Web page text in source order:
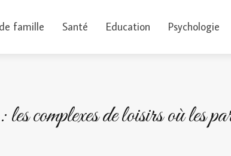
famille Santé Education Psychologie
complexes de loisirs où les